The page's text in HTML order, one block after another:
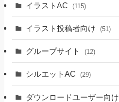
イラストAC (115)
イラスト投稿者向け (51)
グループサイト (12)
シルエットAC (29)
ダウンロードユーザー向け